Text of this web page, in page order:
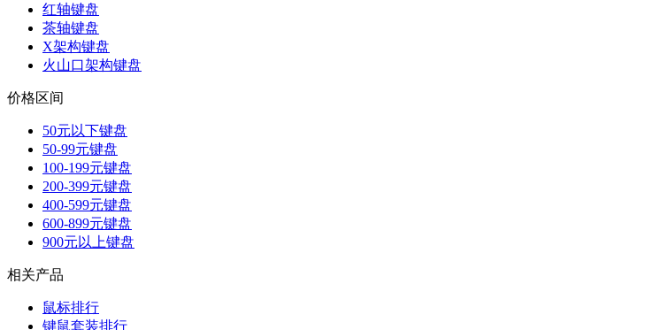
红轴键盘
茶轴键盘
X架构键盘
火山口架构键盘
价格区间
50元以下键盘
50-99元键盘
100-199元键盘
200-399元键盘
400-599元键盘
600-899元键盘
900元以上键盘
相关产品
鼠标排行
键鼠套装排行